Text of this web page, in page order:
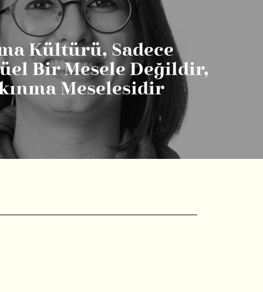
Kültürü, Sadece
Bir Mesele Değildir,
Meselesidir